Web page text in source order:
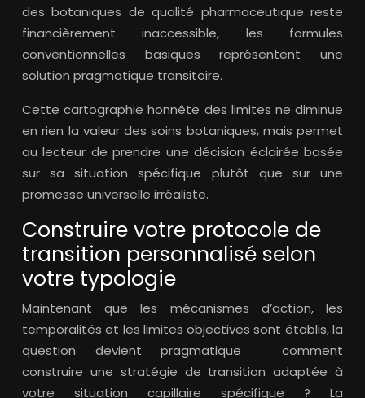
des botaniques de qualité pharmaceutique reste
financièrement inaccessible, les formules
conventionnelles basiques représentent une
solution pragmatique transitoire.
Cette cartographie honnête des limites ne diminue
en rien la valeur des soins botaniques, mais permet
au lecteur de prendre une décision éclairée basée
sur sa situation spécifique plutôt que sur une
promesse universelle irréaliste.
Construire votre protocole de
transition personnalisé selon
votre typologie
Maintenant que les mécanismes d’action, les
temporalités et les limites objectives sont établis, la
question devient pragmatique : comment
construire une stratégie de transition adaptée à
votre situation capillaire spécifique ? La